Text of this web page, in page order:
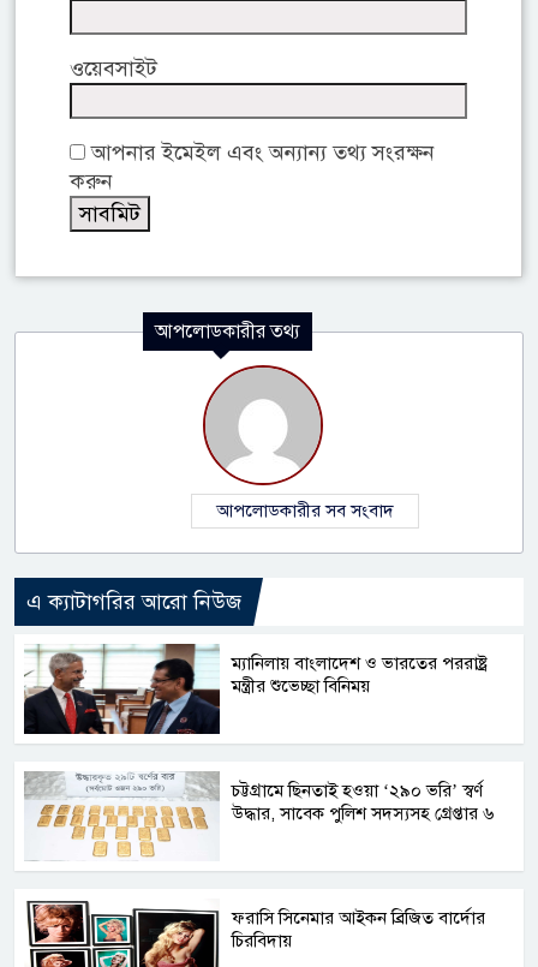
ওয়েবসাইট
আপনার ইমেইল এবং অন্যান্য তথ্য সংরক্ষন
করুন
আপলোডকারীর তথ্য
আপলোডকারীর সব সংবাদ
এ ক্যাটাগরির আরো নিউজ
ম্যানিলায় বাংলাদেশ ও ভারতের পররাষ্ট্র
মন্ত্রীর শুভেচ্ছা বিনিময়
চট্টগ্রামে ছিনতাই হওয়া ‘২৯০ ভরি’ স্বর্ণ
উদ্ধার, সাবেক পুলিশ সদস্যসহ গ্রেপ্তার ৬
ফরাসি সিনেমার আইকন ব্রিজিত বার্দোর
চিরবিদায়